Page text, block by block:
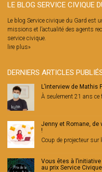
LE BLOG SERVICE CIVIQUE
Le blog Service civique du Gard est
missions et l’actualité des agents
service civique.
lire plus»
DERNIERS ARTICLES
L’interview de Mathis
À seulement 21 ans ce
Jenny et Romane, de
!
Coup de projecteur sur
Vous êtes à l’initiative
au prix Service